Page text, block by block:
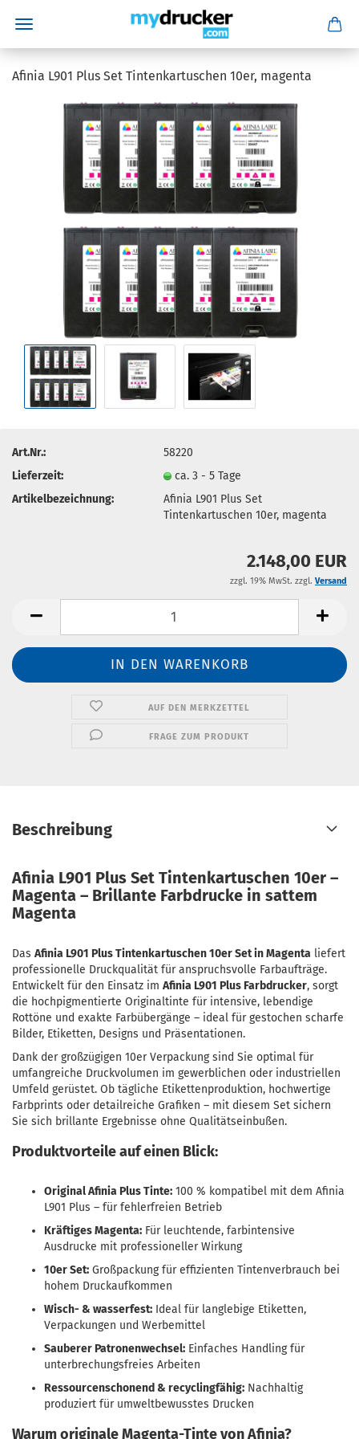
Afinia L901 Plus Set Tintenkartuschen 10er, magenta
Art.Nr.:
58220
Lieferzeit:
ca. 3 - 5 Tage
Artikelbezeichnung:
Afinia L901 Plus Set
Tintenkartuschen 10er, magenta
2.148,00 EUR
zzgl. 19% MwSt. zzgl. Versand
AUF DEN MERKZETTEL
FRAGE ZUM PRODUKT
Beschreibung
Afinia L901 Plus Set Tintenkartuschen 10er –
Magenta – Brillante Farbdrucke in sattem
Magenta
Das Afinia L901 Plus Tintenkartuschen 10er Set in Magenta liefert
professionelle Druckqualität für anspruchsvolle Farbaufträge.
Entwickelt für den Einsatz im Afinia L901 Plus Farbdrucker, sorgt
die hochpigmentierte Originaltinte für intensive, lebendige
Rottöne und exakte Farbübergänge – ideal für gestochen scharfe
Bilder, Etiketten, Designs und Präsentationen.
Dank der großzügigen 10er Verpackung sind Sie optimal für
umfangreiche Druckvolumen im gewerblichen oder industriellen
Umfeld gerüstet. Ob tägliche Etikettenproduktion, hochwertige
Farbprints oder detailreiche Grafiken – mit diesem Set sichern
Sie sich brillante Ergebnisse ohne Qualitätseinbußen.
Produktvorteile auf einen Blick:
Original Afinia Plus Tinte: 100 % kompatibel mit dem Afinia
L901 Plus – für fehlerfreien Betrieb
Kräftiges Magenta: Für leuchtende, farbintensive
Ausdrucke mit professioneller Wirkung
10er Set: Großpackung für effizienten Tintenverbrauch bei
hohem Druckaufkommen
Wisch- & wasserfest: Ideal für langlebige Etiketten,
Verpackungen und Werbemittel
Sauberer Patronenwechsel: Einfaches Handling für
unterbrechungsfreies Arbeiten
Ressourcenschonend & recyclingfähig: Nachhaltig
produziert für umweltbewusstes Drucken
Warum originale Magenta-Tinte von Afinia?